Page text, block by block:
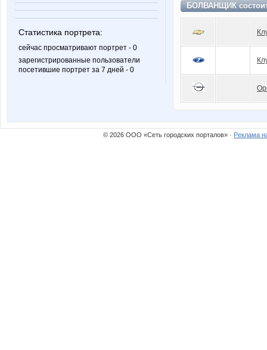
Статистика портрета:
сейчас просматривают портрет - 0
зарегистрированные пользователи
посетившие портрет за 7 дней - 0
БОЛВАНЩИК
© 2026 ООО «Сеть городских порталов» · Реклама